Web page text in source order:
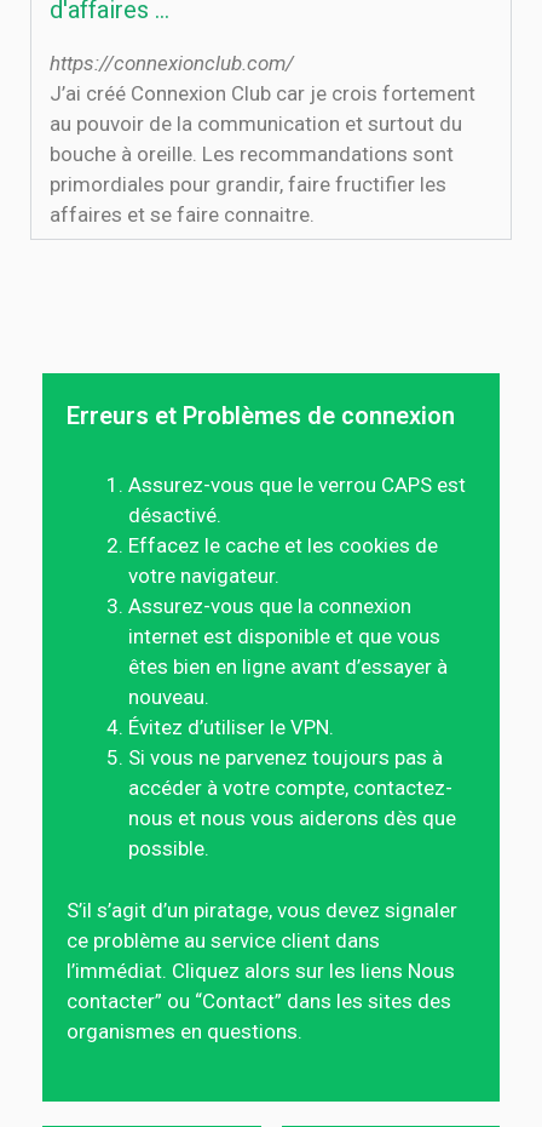
d'affaires …
https://connexionclub.com/
J’ai créé Connexion Club car je crois fortement
au pouvoir de la communication et surtout du
bouche à oreille. Les recommandations sont
primordiales pour grandir, faire fructifier les
affaires et se faire connaitre.
Erreurs et Problèmes de connexion
Assurez-vous que le verrou CAPS est
désactivé.
Effacez le cache et les cookies de
votre navigateur.
Assurez-vous que la connexion
internet est disponible et que vous
êtes bien en ligne avant d’essayer à
nouveau.
Évitez d’utiliser le VPN.
Si vous ne parvenez toujours pas à
accéder à votre compte, contactez-
nous et nous vous aiderons dès que
possible.
S’il s’agit d’un piratage, vous devez signaler
ce problème au service client dans
l’immédiat. Cliquez alors sur les liens Nous
contacter” ou “Contact” dans les sites des
organismes en questions.